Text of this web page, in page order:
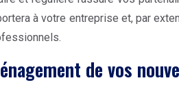
à votre entreprise et, par
de vos